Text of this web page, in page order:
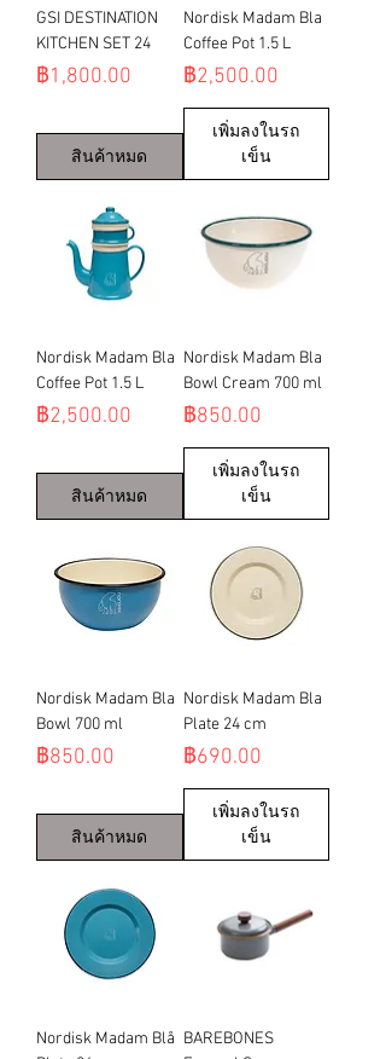
GSI DESTINATION
KITCHEN SET 24
ราคา
฿1,800.00
สินค้าหมด
Nordisk Madam Bla
Coffee Pot 1.5 L
ราคา
฿2,500.00
เพิ่มลงในรถ
เข็น
Nordisk Madam Bla
Coffee Pot 1.5 L
ราคา
฿2,500.00
สินค้าหมด
Nordisk Madam Bla
Bowl Cream 700 ml
ราคา
฿850.00
เพิ่มลงในรถ
เข็น
Nordisk Madam Bla
Bowl 700 ml
ราคา
฿850.00
สินค้าหมด
Nordisk Madam Bla
Plate 24 cm
ราคา
฿690.00
เพิ่มลงในรถ
เข็น
Nordisk Madam Blå BAREBONES